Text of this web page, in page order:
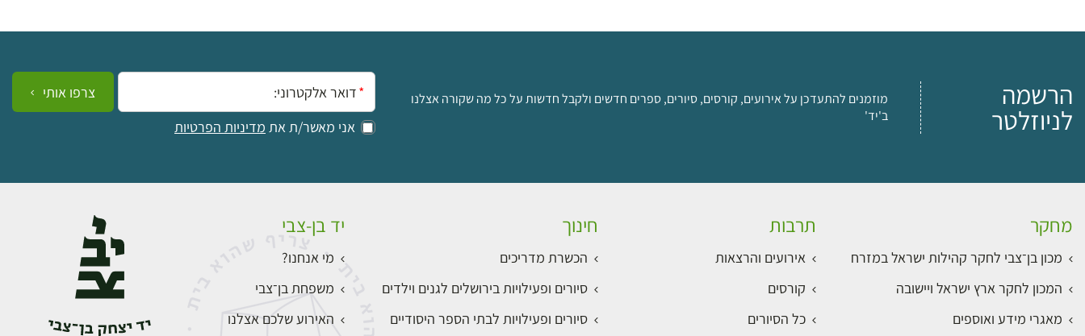
הרשמה
לניוזלטר
מוזמנים להתעדכן על אירועים, קורסים, סיורים, ספרים חדשים ולקבל חדשות על כל מה שקורה אצלנו
ב'יד'
אימייל:
אני מאשר/ת את מדיניות הפרטיות
צרפו אותי
מחקר
מכון בן־צבי לחקר קהילות ישראל במזרח
המכון לחקר ארץ ישראל ויישובה
מאגרי מידע ואוספים
תרבות
אירועים והרצאות
קורסים
כל הסיורים
חינוך
הכשרת מדריכים
סיורים ופעילויות בירושלים לגנים וילדים
סיורים ופעילויות לבתי הספר היסודיים
יד בן-צבי
מי אנחנו?
משפחת בן־צבי
האירוע שלכם אצלנו